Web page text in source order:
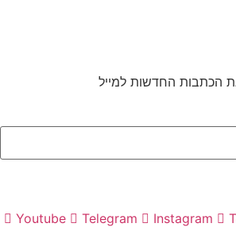
הכתבות החדשות למייל
Youtube Telegram Instagram